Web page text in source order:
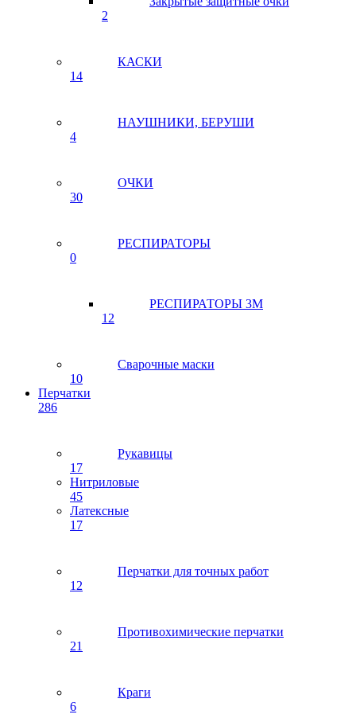
2
КАСКИ
14
НАУШНИКИ, БЕРУШИ
4
ОЧКИ
30
РЕСПИРАТОРЫ
0
РЕСПИРАТОРЫ 3М
12
Сварочные маски
10
Перчатки
286
Рукавицы
17
Нитриловые
45
Латексные
17
Перчатки для точных работ
12
Противохимические перчатки
21
Краги
6